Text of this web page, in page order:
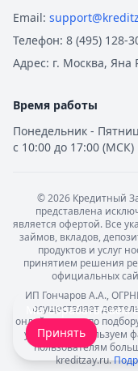
Email:
Телефон: 8 (495) 128-
Адрес: г. Москва, Яна
Время работы
Понедельник -
с 10:00 до 17:00 (МСК)
©2026 Кредитный
представлена
является офертой. Все
займов, вкладов,
продуктов и услуг
принятием решения
официальных
ИП Гончаров А.А.,
осуществляет
онлайн-услуги по
услуг. Мы используем
пользователям
kreditzay.ru.
Мы обрабатываем
Принять